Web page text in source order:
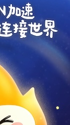
反对
反对[0]